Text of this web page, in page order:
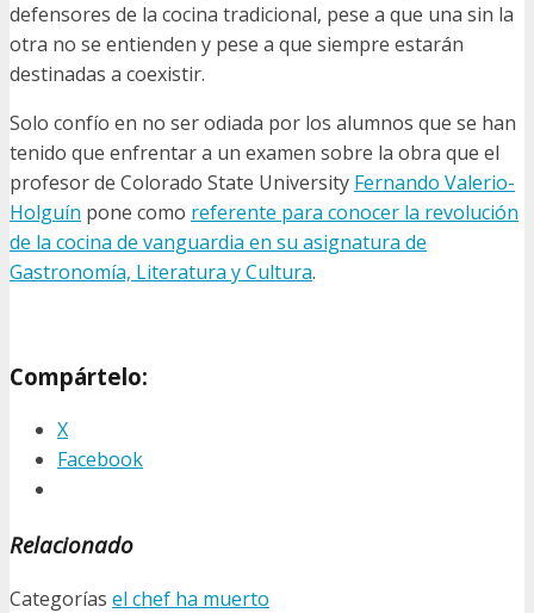
defensores de la cocina tradicional, pese a que una sin la
otra no se entienden y pese a que siempre estarán
destinadas a coexistir.
Solo confío en no ser odiada por los alumnos que se han
tenido que enfrentar a un examen sobre la obra que el
profesor de Colorado State University Fernando Valerio-
Holguín pone como referente para conocer la revolución
de la cocina de vanguardia en su asignatura de
Gastronomía, Literatura y Cultura.
Compártelo:
X
Facebook
Relacionado
Categorías el chef ha muerto